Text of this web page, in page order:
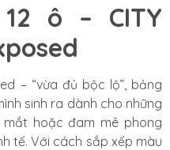
ô – CITY
– “vừa đủ bộc lộ”, bảng
sinh ra dành cho những
hoặc đam mê phong
tế. Với cách sắp xếp màu